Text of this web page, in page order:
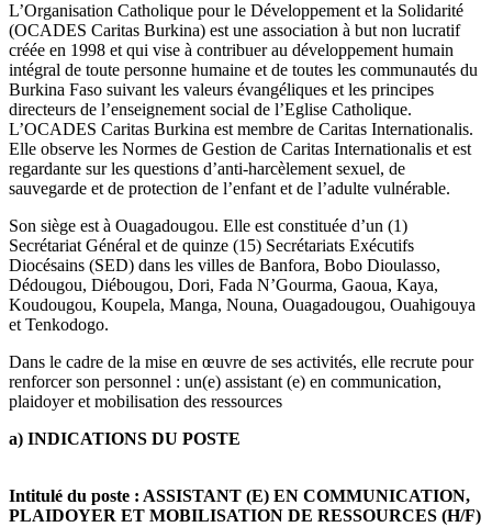
L’Organisation Catholique pour le Développement et la Solidarité
(OCADES Caritas Burkina) est une association à but non lucratif
créée en 1998 et qui vise à contribuer au développement humain
intégral de toute personne humaine et de toutes les communautés du
Burkina Faso suivant les valeurs évangéliques et les principes
directeurs de l’enseignement social de l’Eglise Catholique.
L’OCADES Caritas Burkina est membre de Caritas Internationalis.
Elle observe les Normes de Gestion de Caritas Internationalis et est
regardante sur les questions d’anti-harcèlement sexuel, de
sauvegarde et de protection de l’enfant et de l’adulte vulnérable.
Son siège est à Ouagadougou. Elle est constituée d’un (1)
Secrétariat Général et de quinze (15) Secrétariats Exécutifs
Diocésains (SED) dans les villes de Banfora, Bobo Dioulasso,
Dédougou, Diébougou, Dori, Fada N’Gourma, Gaoua, Kaya,
Koudougou, Koupela, Manga, Nouna, Ouagadougou, Ouahigouya
et Tenkodogo.
Dans le cadre de la mise en œuvre de ses activités, elle recrute pour
renforcer son personnel : un(e) assistant (e) en communication,
plaidoyer et mobilisation des ressources
a) INDICATIONS DU POSTE
Intitulé du poste : ASSISTANT (E) EN COMMUNICATION,
PLAIDOYER ET MOBILISATION DE RESSOURCES (H/F)